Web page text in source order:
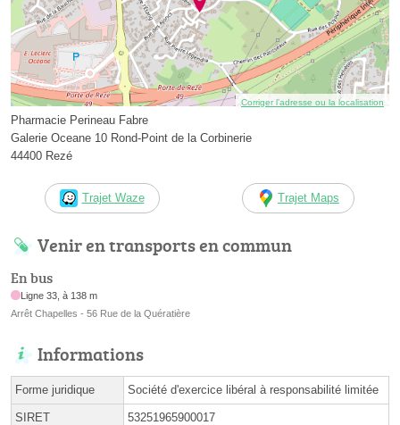
Corriger l’adresse ou la localisation
Pharmacie Perineau Fabre
Galerie Oceane 10 Rond-Point de la Corbinerie
44400 Rezé
Trajet Waze Trajet Maps
Venir en transports en commun
En bus
Ligne 33, à 138 m
Arrêt Chapelles - 56 Rue de la Quératière
Informations
Forme juridique Société d'exercice libéral à responsabilité limitée
SIRET 53251965900017